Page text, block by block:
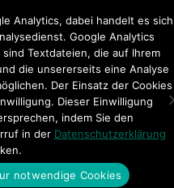
Teilnahmebedingungen
– De Tiet[:]
Analytics, dabei handelt es sich
Google Analytics
Textdateien, die auf Ihrem
die unsererseits eine Analyse
Der Einsatz der Cookies
Dieser Einwilligung
indem Sie den
in der Datenschutzerklärung
notwendige Cookies